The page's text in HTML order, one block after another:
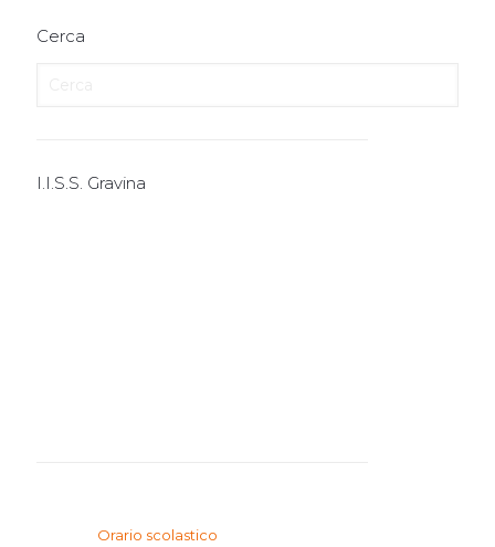
Cerca
I.I.S.S. Gravina
Orario scolastico